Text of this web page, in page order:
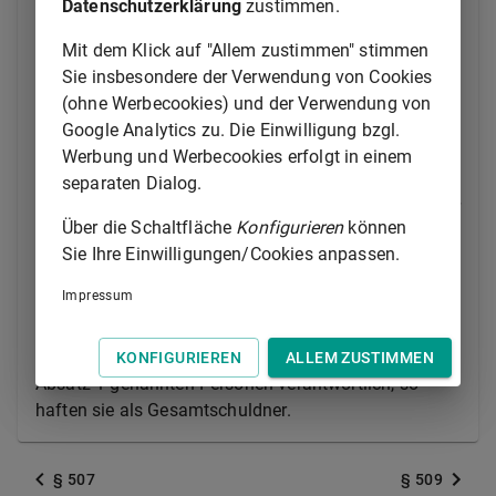
berufen. Gleiches gilt, wenn die Ansprüche gegen ein
Mitglied der Schiffsbesatzung geltend gemacht
werden.
(2) Eine Berufung auf die Haftungsbefreiungen und
Haftungsbegrenzungen nach Absatz 1 ist
leichtfertig und in dem Bewusstsein gehandelt hat,
dass ein Schaden mit Wahrscheinlichkeit eintreten
werde.
Gutes sowohl der Verfrachter als auch eine der in
Absatz 1 genannten Personen verantwortlich, so
haften sie als Gesamtschuldner.
§ 507 § 509
Datenschutzerklärung zustimmen.
Mit dem Klick auf "Allem zustimmen" stimmen
Sie insbesondere der Verwendung von Cookies
(ohne Werbecookies) und der Verwendung von
Google Analytics zu. Die Einwilligung bzgl.
Werbung und Werbecookies erfolgt in einem
separaten Dialog.
Über die Schaltfläche Konfigurierenkönnen
Sie Ihre Einwilligungen/Cookies anpassen.
Impressum
KONFIGURIEREN ALLEM ZUSTIMMEN